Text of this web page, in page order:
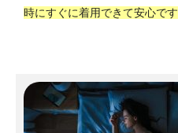
時にすぐに着用できて安心です